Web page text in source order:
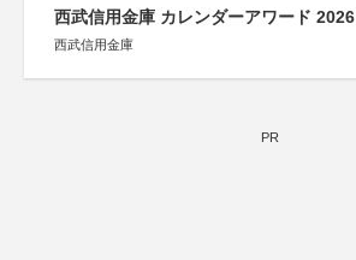
西武信用金庫 カレンダーアワード 2026
西武信用金庫
PR